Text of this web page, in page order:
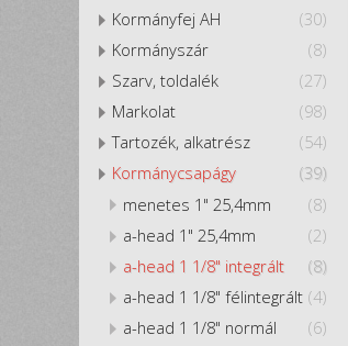
(30)
Kormányfej AH
(8)
Kormányszár
(27)
Szarv, toldalék
(98)
Markolat
(54)
Tartozék, alkatrész
(39)
Kormánycsapágy
(8)
menetes 1" 25,4mm
(2)
a-head 1" 25,4mm
(8)
a-head 1 1/8" integrált
(4)
a-head 1 1/8" félintegrált
(6)
a-head 1 1/8" normál